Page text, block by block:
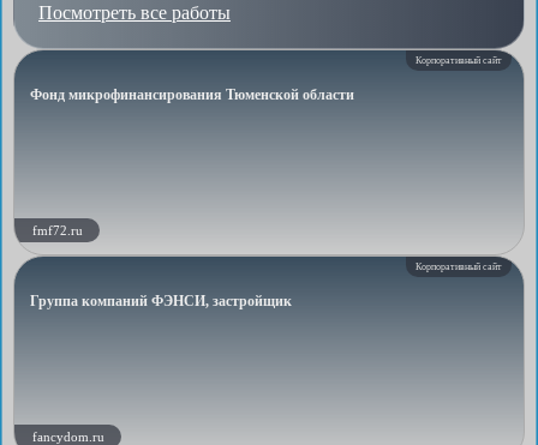
Посмотреть все работы
Корпоративный сайт
Фонд микрофинансирования Тюменской области
fmf72.ru
Корпоративный сайт
Группа компаний ФЭНСИ, застройщик
fancydom.ru